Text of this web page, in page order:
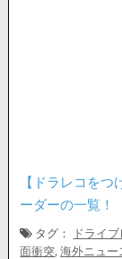
【ドラレコを
ーダーの一覧！
タグ： ドライ
面衝突,海外ニュー